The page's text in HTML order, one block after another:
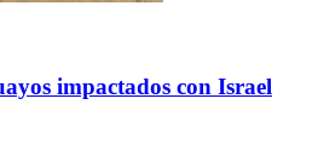
impactados con Israel